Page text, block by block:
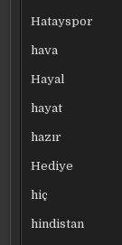
Hatayspor
hava
Hayal
hayat
hazır
Hediye
hiç
hindistan